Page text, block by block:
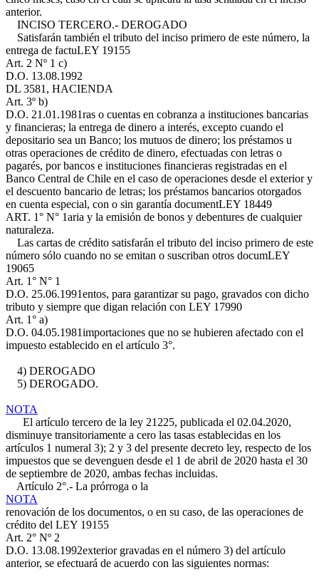
anterior.
INCISO TERCERO.- DEROGADO
Satisfarán también el tributo del inciso primero de este número, la
entrega de factuLEY 19155
Art. 2 Nº 1 c)
D.O. 13.08.1992
DL 3581, HACIENDA
Art. 3º b)
D.O. 21.01.1981ras o cuentas en cobranza a instituciones bancarias
y financieras; la entrega de dinero a interés, excepto cuando el
depositario sea un Banco; los mutuos de dinero; los préstamos u
otras operaciones de crédito de dinero, efectuadas con letras o
pagarés, por bancos e instituciones financieras registradas en el
Banco Central de Chile en el caso de operaciones desde el exterior y
el descuento bancario de letras; los préstamos bancarios otorgados
en cuenta especial, con o sin garantía documentLEY 18449
ART. 1° N° 1aria y la emisión de bonos y debentures de cualquier
naturaleza.
Las cartas de crédito satisfarán el tributo del inciso primero de este
número sólo cuando no se emitan o suscriban otros documLEY
19065
Art. 1° N° 1
D.O. 25.06.1991entos, para garantizar su pago, gravados con dicho
tributo y siempre que digan relación con LEY 17990
Art. 1° a)
D.O. 04.05.1981importaciones que no se hubieren afectado con el
impuesto establecido en el artículo 3°.
4) DEROGADO
5) DEROGADO.
NOTA
El artículo tercero de la ley 21225, publicada el 02.04.2020,
disminuye transitoriamente a cero las tasas establecidas en los
artículos 1 numeral 3); 2 y 3 del presente decreto ley, respecto de los
impuestos que se devenguen desde el 1 de abril de 2020 hasta el 30
de septiembre de 2020, ambas fechas incluidas.
Artículo 2°.- La prórroga o la
NOTA
renovación de los documentos, o en su caso, de las operaciones de
crédito del LEY 19155
Art. 2° Nº 2
D.O. 13.08.1992exterior gravadas en el número 3) del artículo
anterior, se efectuará de acuerdo con las siguientes normas: